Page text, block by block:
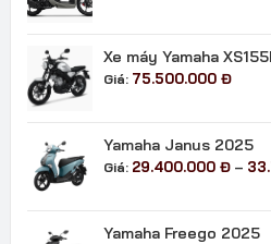
Xe máy Yamaha
Giá: 75.500.000 Đ
Yamaha Janus 2025
Giá: 29.400.000 Đ –
Yamaha Freego 2025